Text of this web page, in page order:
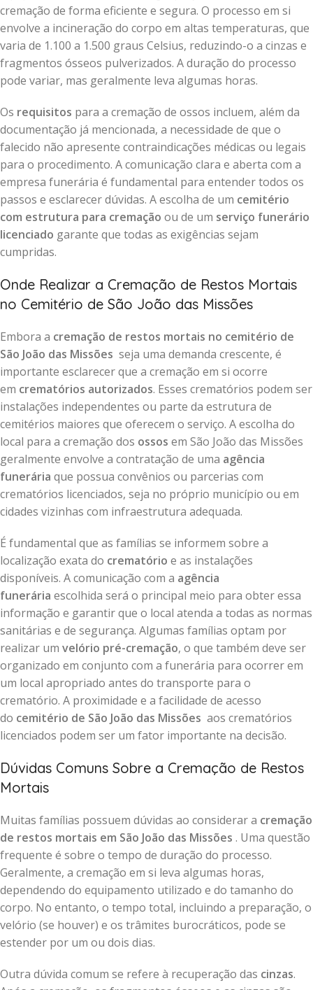
cremação de forma eficiente e segura. O processo em si
envolve a incineração do corpo em altas temperaturas, que
varia de 1.100 a 1.500 graus Celsius, reduzindo-o a cinzas e
fragmentos ósseos pulverizados. A duração do processo
pode variar, mas geralmente leva algumas horas.
Os requisitos para a cremação de ossos incluem, além da
documentação já mencionada, a necessidade de que o
falecido não apresente contraindicações médicas ou legais
para o procedimento. A comunicação clara e aberta com a
empresa funerária é fundamental para entender todos os
passos e esclarecer dúvidas. A escolha de um cemitério
com estrutura para cremação ou de um serviço funerário
licenciado garante que todas as exigências sejam
cumpridas.
Onde Realizar a Cremação de Restos Mortais
no Cemitério de São João das Missões
Embora a cremação de restos mortais no cemitério de
São João das Missões seja uma demanda crescente, é
importante esclarecer que a cremação em si ocorre
em crematórios autorizados. Esses crematórios podem ser
instalações independentes ou parte da estrutura de
cemitérios maiores que oferecem o serviço. A escolha do
local para a cremação dos ossos em São João das Missões
geralmente envolve a contratação de uma agência
funerária que possua convênios ou parcerias com
crematórios licenciados, seja no próprio município ou em
cidades vizinhas com infraestrutura adequada.
É fundamental que as famílias se informem sobre a
localização exata do crematório e as instalações
disponíveis. A comunicação com a agência
funerária escolhida será o principal meio para obter essa
informação e garantir que o local atenda a todas as normas
sanitárias e de segurança. Algumas famílias optam por
realizar um velório pré-cremação, o que também deve ser
organizado em conjunto com a funerária para ocorrer em
um local apropriado antes do transporte para o
crematório. A proximidade e a facilidade de acesso
do cemitério de São João das Missões aos crematórios
licenciados podem ser um fator importante na decisão.
Dúvidas Comuns Sobre a Cremação de Restos
Mortais
Muitas famílias possuem dúvidas ao considerar a cremação
de restos mortais em São João das Missões . Uma questão
frequente é sobre o tempo de duração do processo.
Geralmente, a cremação em si leva algumas horas,
dependendo do equipamento utilizado e do tamanho do
corpo. No entanto, o tempo total, incluindo a preparação, o
velório (se houver) e os trâmites burocráticos, pode se
estender por um ou dois dias.
Outra dúvida comum se refere à recuperação das cinzas.